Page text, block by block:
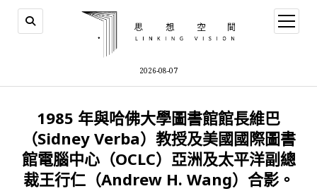
2026-08-07
open
menu
1985 年與哈佛大學圖書館館長維巴
（Sidney Verba）教授及美國國際圖書
館電腦中心（OCLC）亞洲及太平洋副總
裁王行仁（Andrew H. Wang）合影。